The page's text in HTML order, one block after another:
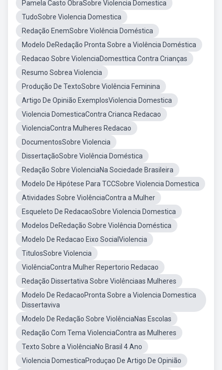
Pamela Casto ObraSobre Violencia Domestica
TudoSobre Violencia Domestica
Redação EnemSobre Violência Doméstica
Modelo DeRedação Pronta Sobre a Violência Doméstica
Redacao Sobre ViolenciaDomesttica Contra Crianças
Resumo Sobrea Violencia
Produção De TextoSobre Violência Feminina
Artigo De Opinião ExemplosViolencia Domestica
Violencia DomesticaContra Crianca Redacao
ViolenciaContra Mulheres Redacao
DocumentosSobre Violencia
DissertaçãoSobre Violência Doméstica
Redação Sobre ViolenciaNa Sociedade Brasileira
Modelo De Hipótese Para TCCSobre Violencia Domestica
Atividades Sobre ViolênciaContra a Mulher
Esqueleto De RedacaoSobre Violencia Domestica
Modelos DeRedação Sobre Violência Doméstica
Modelo De Redacao Eixo SocialViolencia
TitulosSobre Violencia
ViolênciaContra Mulher Repertorio Redacao
Redação Dissertativa Sobre Violênciaas Mulheres
Modelo De RedacaoPronta Sobre a Violencia Domestica
Dissertaviva
Modelo De Redação Sobre ViolênciaNas Escolas
Redação Com Tema ViolenciaContra as Mulheres
Texto Sobre a ViolênciaNo Brasil 4 Ano
Violencia DomesticaProduçao De Artigo De Opinião